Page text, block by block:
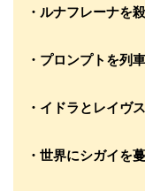
・ルナフレーナを
・プロンプトを列
・イドラとレイヴ
・世界にシガイを